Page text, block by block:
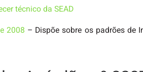
técnico da SEAD
2008 – Dispõe sobre os padrões de